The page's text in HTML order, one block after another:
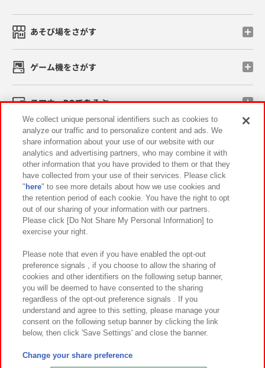
あそび場をさがす
ゲーム機をさがす
スマホ・PCであそぶ
イベント・キャンペーン
関連会社 サステナビリティ サイトポリシー
プライバシーポリシー ウェブアクセシビリティ方針と検証結果
お取引先さまとともに
カスタマーハラスメント対応方針 よくあるご質問・お問い合わせ
©Bandai Namco Amusement Inc.
©Bandai Namco Amusement Lab Inc.
We collect unique personal identifiers such as cookies to
analyze our traffic and to personalize content and ads. We
share information about your use of our website with our
analytics and advertising partners, who may combine it with
other information that you have provided to them or that they
have collected from your use of their services. Please click
" here" to see more details about how we use cookies and
the retention period of each cookie. You have the right to opt
out of our sharing of your information with our partners.
Please click [Do Not Share My Personal Information] to
exercise your right.
Please note that even if you have enabled the opt-out
preference signals , if you choose to allow the sharing of
cookies and other identifiers on the following setup banner,
you will be deemed to have consented to the sharing
regardless of the opt-out preference signals . If you
understand and agree to this setting, please manage your
consent on the following setup banner by clicking the link
below, then click 'Save Settings' and close the banner.
Change your share preference